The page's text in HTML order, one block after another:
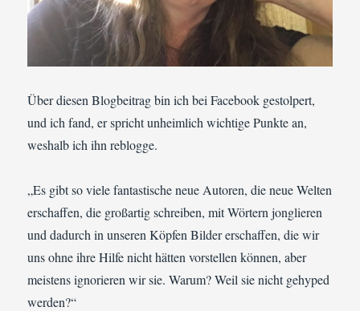
Über diesen Blogbeitrag bin ich bei Facebook gestolpert,
und ich fand, er spricht unheimlich wichtige Punkte an,
weshalb ich ihn reblogge.
„Es gibt so viele fantastische neue Autoren, die neue Welten
erschaffen, die großartig schreiben, mit Wörtern jonglieren
und dadurch in unseren Köpfen Bilder erschaffen, die wir
uns ohne ihre Hilfe nicht hätten vorstellen können, aber
meistens ignorieren wir sie. Warum? Weil sie nicht gehyped
werden?“